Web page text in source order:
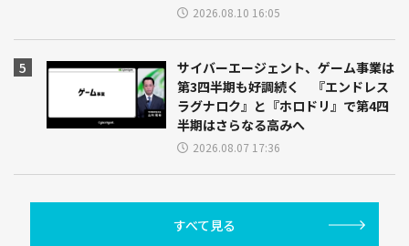
2026.08.10 16:05
サイバーエージェント、ゲーム事業は
第3四半期も好調続く 『エンドレス
ラグナロク』と『ホロドリ』で第4四
半期はさらなる高みへ
2026.08.07 17:36
すべて見る